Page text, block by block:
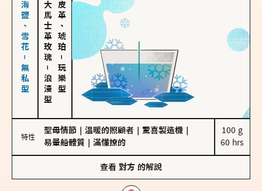
海鹽、雪花－無私型 大馬士革玫瑰
－
浪漫型
皮革、琥珀
－
玩樂型
特性
聖母情節 溫暖的照顧者 驚喜製造機
易暈船體質
滿懂撩的
100 g
60 hrs
查看 對方 的解說